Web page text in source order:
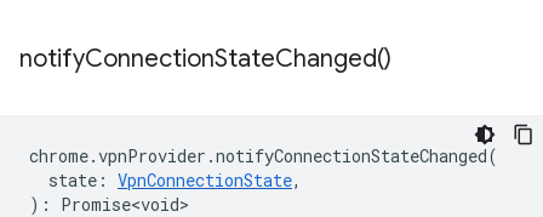
notifyConnectionStateChanged()
chrome.vpnProvider .notifyConnectionStateChanged(
state : VpnConnectionState,
) : Promise<void>